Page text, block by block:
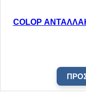
COLOP